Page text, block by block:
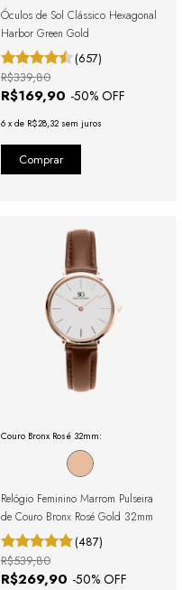
Óculos de Sol Clássico Hexagonal
Harbor Green Gold
(657)
R$169,90 -50% OFF
R$339,80
6 x de R$28,32 sem juros
Couro Bronx Rosé 32mm:
Relógio Feminino Marrom Pulseira
de Couro Bronx Rosé Gold 32mm
(487)
R$269,90 -50% OFF
R$539,80